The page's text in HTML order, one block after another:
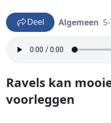
Deel Algemeen
Ravels kan
voorleggen